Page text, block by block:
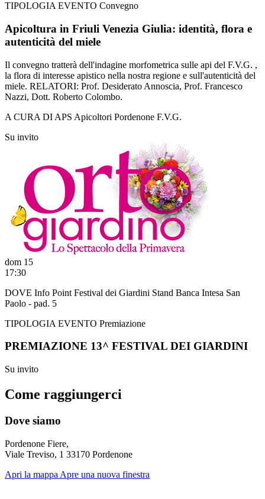
TIPOLOGIA EVENTO Convegno
Apicoltura in Friuli Venezia Giulia: identità, flora e
autenticità del miele
Il convegno tratterà dell'indagine morfometrica sulle api del F.V.G. ,
la flora di interesse apistico nella nostra regione e sull'autenticità del
miele. RELATORI: Prof. Desiderato Annoscia, Prof. Francesco
Nazzi, Dott. Roberto Colombo.
A CURA DI APS Apicoltori Pordenone F.V.G.
Su invito
dom 15
17:30
DOVE Info Point Festival dei Giardini Stand Banca Intesa San
Paolo - pad. 5
TIPOLOGIA EVENTO Premiazione
PREMIAZIONE 13^ FESTIVAL DEI GIARDINI
Su invito
Come raggiungerci
Dove siamo
Pordenone Fiere,
Viale Treviso, 1 33170 Pordenone
Apri la mappa Apre una nuova finestra